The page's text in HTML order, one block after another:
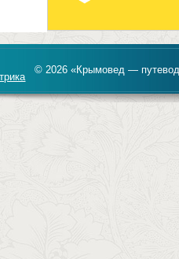
© 2026 «Крымовед —